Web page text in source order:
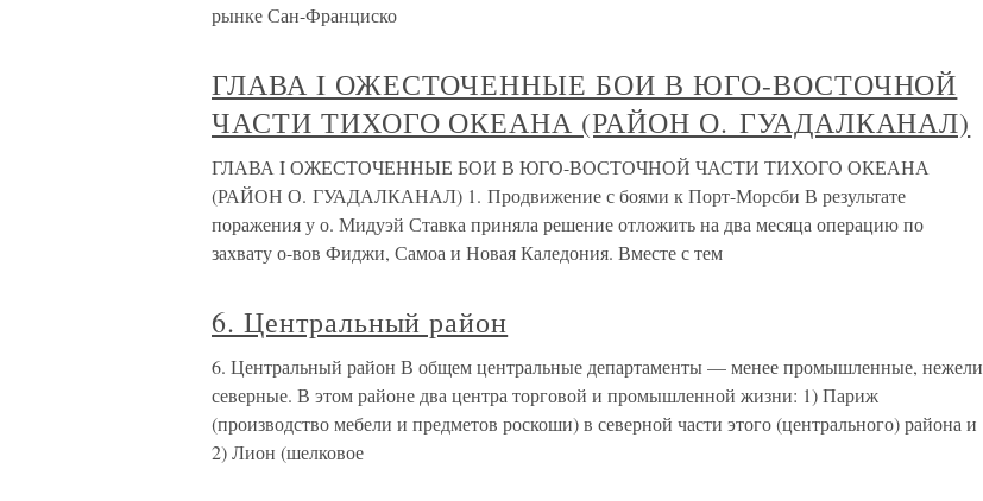
рынке Сан-Франциско
ГЛАВА I ОЖЕСТОЧЕННЫЕ БОИ В ЮГО-ВОСТОЧНОЙ
ЧАСТИ ТИХОГО ОКЕАНА (РАЙОН О. ГУАДАЛКАНАЛ)
ГЛАВА I ОЖЕСТОЧЕННЫЕ БОИ В ЮГО-ВОСТОЧНОЙ ЧАСТИ ТИХОГО ОКЕАНА
(РАЙОН О. ГУАДАЛКАНАЛ) 1. Продвижение с боями к Порт-Морсби В результате
поражения у о. Мидуэй Ставка приняла решение отложить на два месяца операцию по
захвату о-вов Фиджи, Самоа и Новая Каледония. Вместе с тем
6. Центральный район
6. Центральный район В общем центральные департаменты — менее промышленные, нежели
северные. В этом районе два центра торговой и промышленной жизни: 1) Париж
(производство мебели и предметов роскоши) в северной части этого (центрального) района и
2) Лион (шелковое